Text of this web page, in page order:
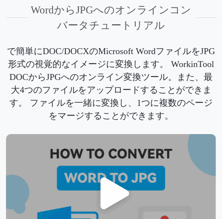
WordからJPGへのオンラインコン
バータチュートリアル
で簡単にDOC/DOCXのMicrosoft WordファイルをJPG
形式の視覚的なイメージに変換します。 WorkinTool
DOCからJPGへのオンライン変換ツール。また、最
大4つのファイルをアップロードすることができま
す。 ファイルを一緒に変換し、1つに複数のページ
をマージすることができます。